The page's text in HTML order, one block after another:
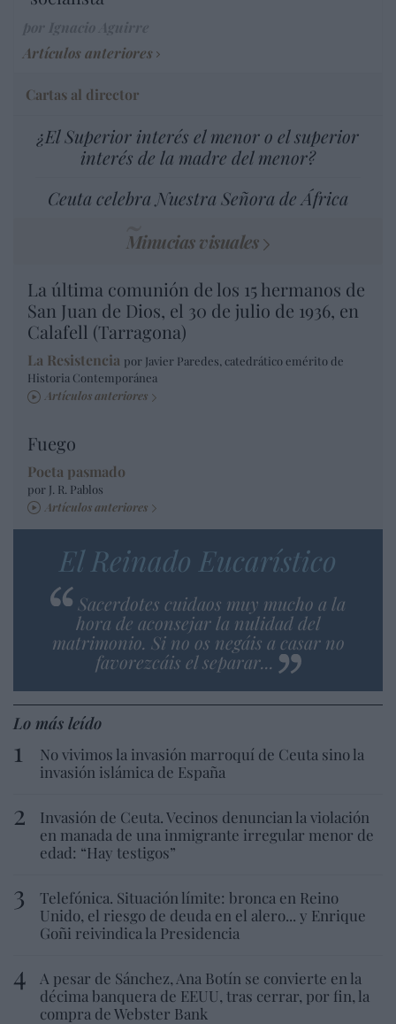
Artículos anteriores
Cartas al director
¿El Superior interés el menor o el superior
interés de la madre del menor?
Ceuta celebra Nuestra Señora de África
Minucias visuales
La última comunión de los 15 hermanos de
San Juan de Dios, el 30 de julio de 1936, en
Calafell (Tarragona)
La Resistencia por Javier Paredes, catedrático emérito de
Historia Contemporánea
Artículos anteriores
Fuego
Poeta pasmado
por J. R. Pablos
Artículos anteriores
El Reinado Eucarístico
Sacerdotes cuidaos muy mucho a la
hora de aconsejar la nulidad del
matrimonio. Si no os negáis a casar no
favorezcáis el separar...
Lo más leído
No vivimos la invasión marroquí de Ceuta sino la
invasión islámica de España
Invasión de Ceuta. Vecinos denuncian la violación
en manada de una inmigrante irregular menor de
edad: “Hay testigos”
Telefónica. Situación límite: bronca en Reino
Unido, el riesgo de deuda en el alero... y Enrique
Goñi reivindica la Presidencia
A pesar de Sánchez, Ana Botín se convierte en la
décima banquera de EEUU, tras cerrar, por fin, la
compra de Webster Bank